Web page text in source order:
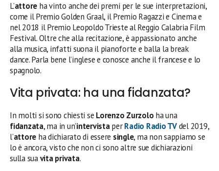
L’attore ha vinto anche dei premi per le sue interpretazioni,
come il Premio Golden Graal, il Premio Ragazzi e Cinema e
nel 2018 il Premio Leopoldo Trieste al Reggio Calabria Film
Festival. Oltre che alla recitazione, è appassionato anche
alla musica, infatti suona il pianoforte e balla la break
dance. Parla bene l’inglese e conosce anche il francese e lo
spagnolo.
Vita privata: ha una fidanzata?
In molti si sono chiesti se Lorenzo Zurzolo ha una
fidanzata, ma in un’intervistaperRadio Radio TVdel 2019,
l’attore ha dichiarato di essere single, ma non sappiamo se
lo è ancora, visto che non ci sono altre sue dichiarazioni
sulla suavita privata.